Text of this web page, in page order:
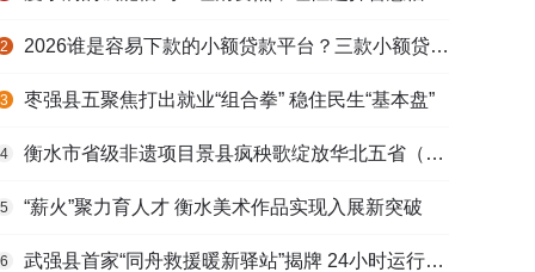
2 2026谁是容易下款的小额贷款平台？三款小额贷款产品全面对比
3 枣强县五聚焦打出就业“组合拳” 稳住民生“基本盘”
4 衡水市省级非遗项目景县疯秧歌绽放华北五省（区）市舞蹈大赛舞台
5 “薪火”聚力育人才 衡水美术作品实现入展新突破
6 武强县首家“同舟救援暖新驿站”揭牌 24小时运行守护户外劳动者